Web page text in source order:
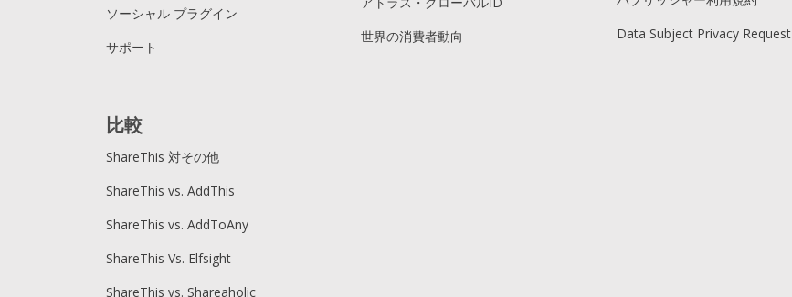
ソーシャル プラグイン
サポート
世界の消費者動向
Data Subject Privacy Request
比較
ShareThis 対その他
ShareThis vs. AddThis
ShareThis vs. AddToAny
ShareThis Vs. Elfsight
ShareThis vs. Shareaholic